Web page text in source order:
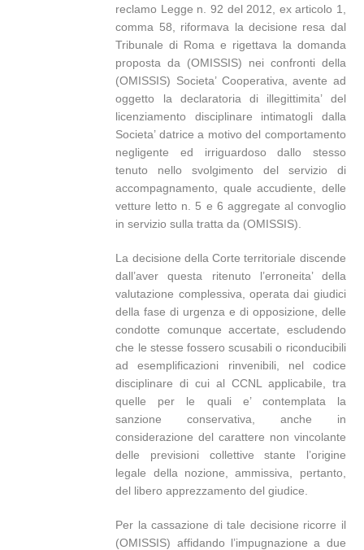
reclamo Legge n. 92 del 2012, ex articolo 1,
comma 58, riformava la decisione resa dal
Tribunale di Roma e rigettava la domanda
proposta da (OMISSIS) nei confronti della
(OMISSIS) Societa’ Cooperativa, avente ad
oggetto la declaratoria di illegittimita’ del
licenziamento disciplinare intimatogli dalla
Societa’ datrice a motivo del comportamento
negligente ed irriguardoso dallo stesso
tenuto nello svolgimento del servizio di
accompagnamento, quale accudiente, delle
vetture letto n. 5 e 6 aggregate al convoglio
in servizio sulla tratta da (OMISSIS).
La decisione della Corte territoriale discende
dall’aver questa ritenuto l’erroneita’ della
valutazione complessiva, operata dai giudici
della fase di urgenza e di opposizione, delle
condotte comunque accertate, escludendo
che le stesse fossero scusabili o riconducibili
ad esemplificazioni rinvenibili, nel codice
disciplinare di cui al CCNL applicabile, tra
quelle per le quali e’ contemplata la
sanzione conservativa, anche in
considerazione del carattere non vincolante
delle previsioni collettive stante l’origine
legale della nozione, ammissiva, pertanto,
del libero apprezzamento del giudice.
Per la cassazione di tale decisione ricorre il
(OMISSIS) affidando l’impugnazione a due